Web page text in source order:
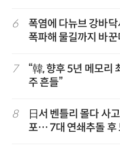
6
폭염에 다뉴브 강바
폭파해 물길까지 바꾼
7
“韓, 향후 5년 메모
주 흔들”
8
日서 벤틀리 몰다 사
포… 7대 연쇄추돌 후